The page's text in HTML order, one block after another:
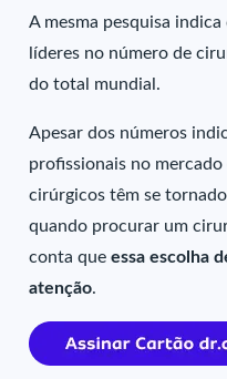
A mesma pesquisa
líderes no número de
do total mundial.
Apesar dos números
profissionais no
cirúrgicos têm se
quando procurar um
conta queessa escolha
atenção.